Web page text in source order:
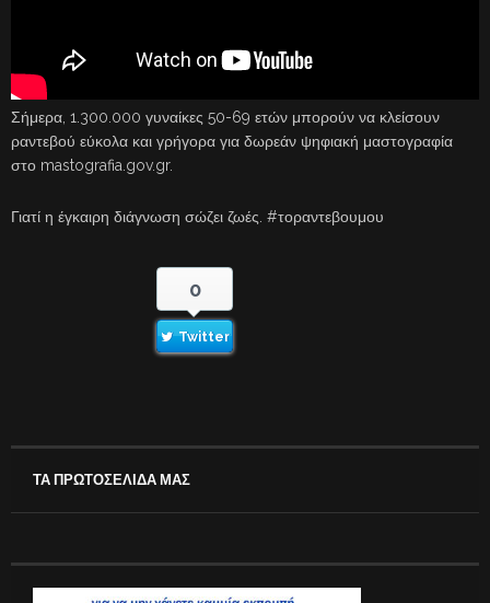
Σήμερα, 1.300.000 γυναίκες 50-69 ετών μπορούν να κλείσουν
ραντεβού εύκολα και γρήγορα για δωρεάν ψηφιακή μαστογραφία
στο mastografia.gov.gr.
Γιατί η έγκαιρη διάγνωση σώζει ζωές. #τοραντεβουμου
0
Twitter
ΤΑ ΠΡΩΤΟΣΕΛΙΔΑ ΜΑΣ